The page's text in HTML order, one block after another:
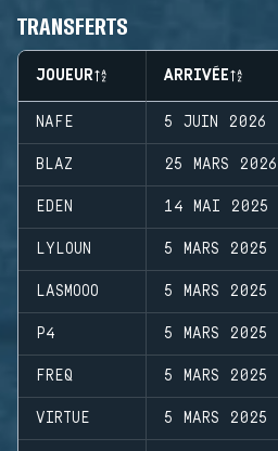
TRANSFERTS
JOUEUR ARRIVÉE
NAFE 5 JUIN 2026
BLAZ 25 MARS 2026
EDEN 14 MAI 2025
LYLOUN 5 MARS 2025
LASMOOO 5 MARS 2025
P4 5 MARS 2025
FREQ 5 MARS 2025
VIRTUE 5 MARS 2025